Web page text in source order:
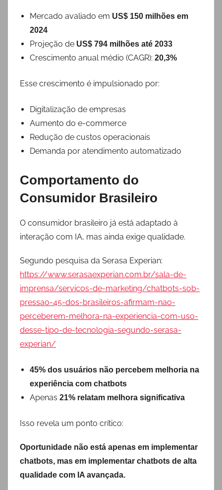
Mercado avaliado em US$ 150 milhões em
2024
Projeção de US$ 794 milhões até 2033
Crescimento anual médio (CAGR): 20,3%
Esse crescimento é impulsionado por:
Digitalização de empresas
Aumento do e-commerce
Redução de custos operacionais
Demanda por atendimento automatizado
Comportamento do
Consumidor Brasileiro
O consumidor brasileiro já está adaptado à
interação com IA, mas ainda exige qualidade.
Segundo pesquisa da Serasa Experian:
https://www.serasaexperian.com.br/sala-de-
imprensa/servicos-de-marketing/chatbots-sob-
pressao-45-dos-brasileiros-afirmam-nao-
perceberem-melhora-na-experiencia-com-uso-
desse-tipo-de-tecnologia-segundo-serasa-
experian/
45% dos usuários não percebem melhoria na
experiência com chatbots
Apenas 21% relatam melhora significativa
Isso revela um ponto crítico:
Oportunidade não está apenas em implementar
chatbots, mas em implementar chatbots de alta
qualidade com IA avançada.